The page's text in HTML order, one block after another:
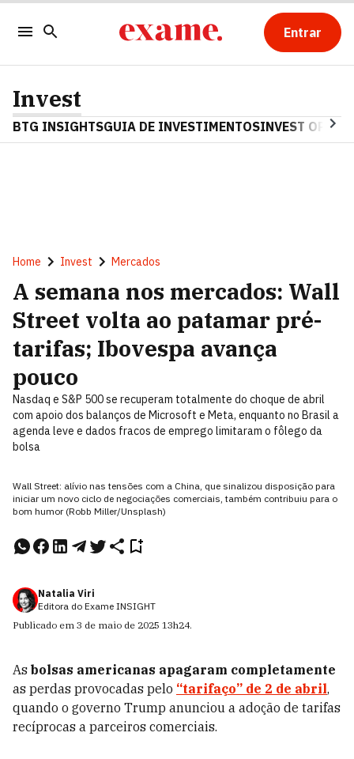
Entrar
Invest
BTG INSIGHTSGUIA DE INVESTIMENTOSINVEST OPINA
Home Invest Mercados
A semana nos mercados: Wall
Street volta ao patamar pré-
tarifas; Ibovespa avança
pouco
Nasdaq e S&P 500 se recuperam totalmente do choque de abril
com apoio dos balanços de Microsoft e Meta, enquanto no Brasil a
agenda leve e dados fracos de emprego limitaram o fôlego da
bolsa
Wall Street: alívio nas tensões com a China, que sinalizou disposição para
iniciar um novo ciclo de negociações comerciais, também contribuiu para o
bom humor (Robb Miller/Unsplash)
Natalia Viri
Editora do Exame INSIGHT
Publicado em 3 de maio de 2025 13h24.
As bolsas americanas apagaram completamente
as perdas provocadas pelo “tarifaço” de 2 de abril,
quando o governo Trump anunciou a adoção de tarifas
recíprocas a parceiros comerciais.